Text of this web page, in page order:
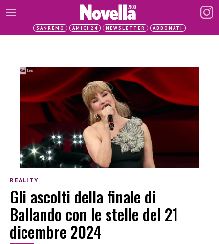
SANREMO AMICI 24 NEWSLETTER ABBONATI
REALITY
Gli ascolti della finale di
Ballando con le stelle del 21
dicembre 2024